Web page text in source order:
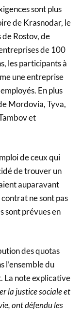
sont plus
de Krasnodar, le
de Rostov, de
de 100
les participants à
une entreprise
En plus
Mordovia, Tyva,
et
de ceux qui
de trouver un
auparavant
ne sont pas
sont prévues en
des quotas
l’ensemble du
La note explicative
la justice sociale et
ont défendu les